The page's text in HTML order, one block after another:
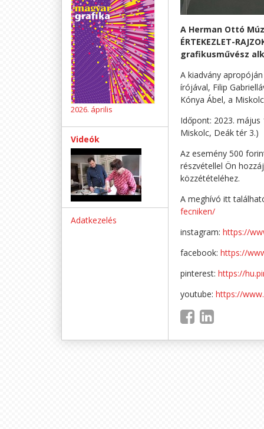
A Herman Ottó
ÉRTEKEZLET-
grafikusművész
A kiadvány
írójával, Filip
Kónya Ábel, a
Időpont: 2023. május
Miskolc, Deák tér 3.)
Az esemény 500
részvétellel Ön
közzétételéhez.
A meghívó itt
fecniken/
instagram: https://
facebook: https://
pinterest: https://
youtube: https://
2026. április
Videók
Adatkezelés